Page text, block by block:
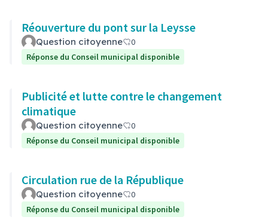
Réouverture du pont sur la Leysse
Question citoyenne
0
Réponse du Conseil municipal disponible
Publicité et lutte contre le changement
climatique
Question citoyenne
0
Réponse du Conseil municipal disponible
Circulation rue de la République
Question citoyenne
0
Réponse du Conseil municipal disponible